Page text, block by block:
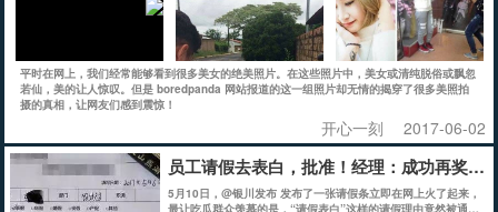
平时在网上，我们经常能够看到很多美女的绝美照片。在这些照片中，美女或清纯脱俗或飘忽
若仙，美的让人惊叹。但是 boredpanda 网站报道的这一组照片却无情的揭穿了很多美照拍
摄的真相，让网友们感到震惊！
开心一刻 2017-06-02
员工请假去表白，批准！经理：成功再奖
5月10日，@银川发布 发布了一张请假条立即在网上火了起来，
最让吃瓜群众羡慕的是，“请假表白”这样的请假理由竟然被通过